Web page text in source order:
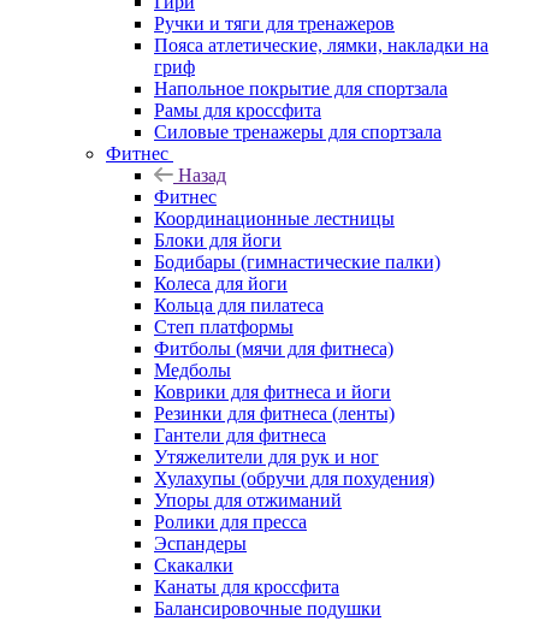
Ручки и тяги для тренажеров
Пояса атлетические, лямки, накладки на
гриф
Напольное покрытие для спортзала
Рамы для кроссфита
Силовые тренажеры для спортзала
Фитнес
Назад
Фитнес
Координационные лестницы
Блоки для йоги
Бодибары (гимнастические палки)
Колеса для йоги
Кольца для пилатеса
Степ платформы
Фитболы (мячи для фитнеса)
Медболы
Коврики для фитнеса и йоги
Резинки для фитнеса (ленты)
Гантели для фитнеса
Утяжелители для рук и ног
Хулахупы (обручи для похудения)
Упоры для отжиманий
Ролики для пресса
Эспандеры
Скакалки
Канаты для кроссфита
Балансировочные подушки